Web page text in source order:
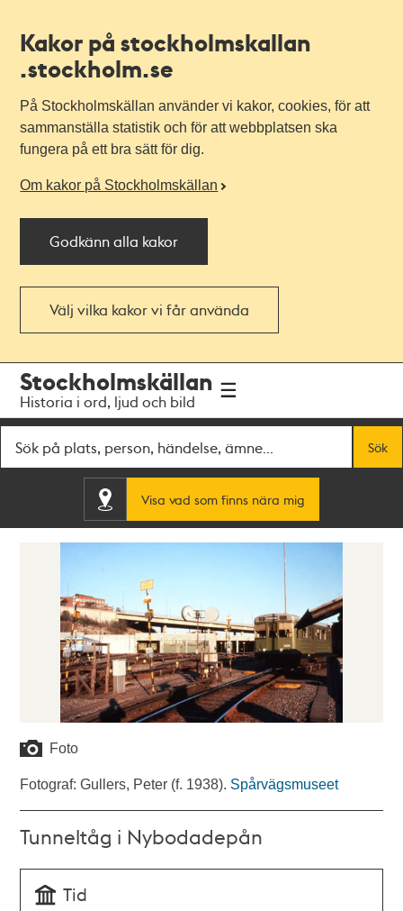
Kakor på stockholmskallan
.stockholm.se
På Stockholmskällan använder vi kakor, cookies, för att
sammanställa statistik och för att webbplatsen ska
fungera på ett bra sätt för dig.
Om kakor på Stockholmskällan
Godkänn alla kakor
Välj vilka kakor vi får använda
navigationen
huvudinnehållet
Stockholmskällan
Historia i ord, ljud och bild
Sök
Visa vad som finns nära mig
Foto
Fotograf: Gullers, Peter (f. 1938). Spårvägsmuseet
Tunneltåg i Nybodadepån
Tid